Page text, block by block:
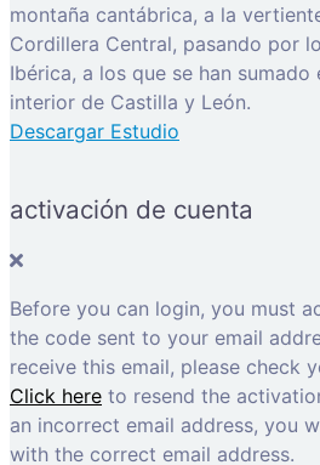
montaña cantábrica, a la
Cordillera Central, pasando por
Ibérica, a los que se han sumado
interior de Castilla y León.
Descargar Estudio
activación de cuenta
Before you can login, you must
the code sent to your email
receive this email, please check
Click here to resend the
an incorrect email address, you
with the correct email address.